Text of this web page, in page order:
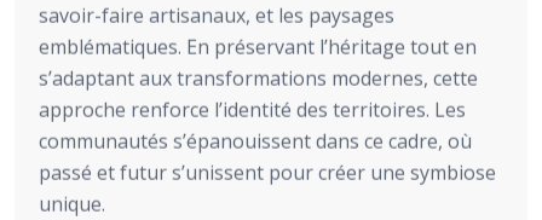
savoir-faire artisanaux, et les paysages
emblématiques. En préservant l’héritage tout en
s’adaptant aux transformations modernes, cette
approche renforce l’identité des territoires. Les
communautés s’épanouissent dans ce cadre, où
passé et futur s’unissent pour créer une symbiose
unique.